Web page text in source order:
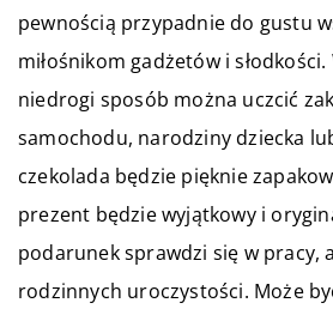
pewnością przypadnie do gustu
miłośnikom gadżetów i słodkości.
niedrogi sposób można uczcić
samochodu, narodziny dziecka
czekolada będzie pięknie
prezent będzie wyjątkowy i
podarunek sprawdzi się w pracy,
rodzinnych uroczystości. Może